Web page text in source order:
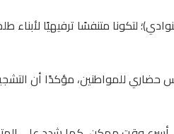
لتكونا متنفسًا ترفيهيًا لأبناء
للمواطنين، مؤكدًا أن